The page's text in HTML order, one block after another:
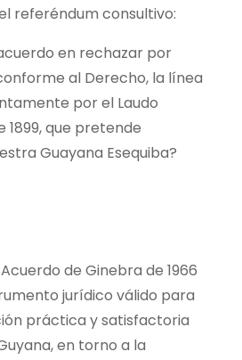
referéndum consultivo:
en rechazar por
al Derecho, la línea
por el Laudo
1899, que pretende
Guayana Esequiba?
de Ginebra de 1966
jurídico válido para
práctica y satisfactoria
en torno a la